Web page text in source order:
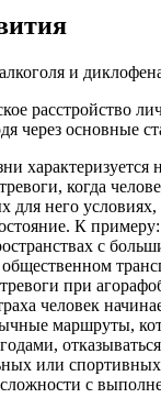
расстройство
через основные
когда
для него
К
с
при
человек
маршруты,
или
с